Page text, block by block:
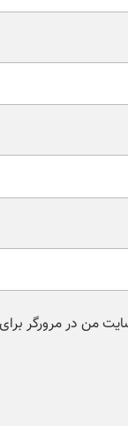
من در مرورگر